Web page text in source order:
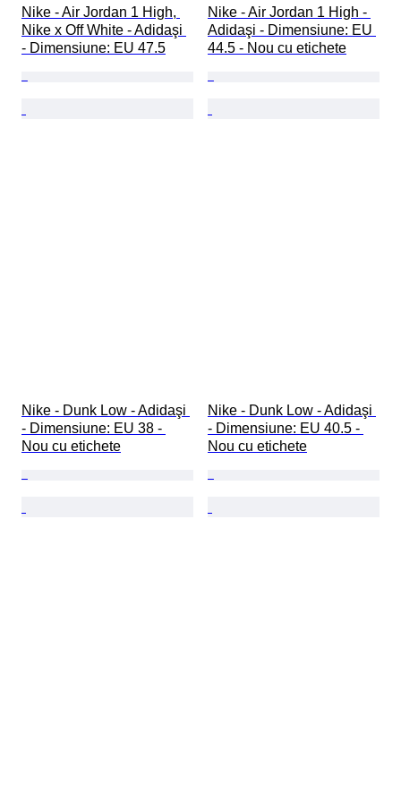
Nike - Air Jordan 1 High,
Nike x Off White - Adidaşi
- Dimensiune: EU 47.5
Nike - Air Jordan 1 High -
Adidaşi - Dimensiune: EU
44.5 - Nou cu etichete
Nike - Dunk Low - Adidaşi
- Dimensiune: EU 38 -
Nou cu etichete
Nike - Dunk Low - Adidaşi
- Dimensiune: EU 40.5 -
Nou cu etichete